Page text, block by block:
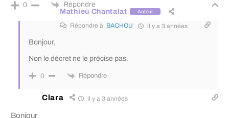
0
Répondre
Mathieu Chantalat
Auteur
Répondre à BACHOU il y a 3 années
Bonjour,
Non le décret ne le précise pas.
0 Répondre
Clara il y a 3 années
Bonjour